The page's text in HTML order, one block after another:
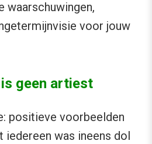
waarschuwingen,
voor jouw
geen artiest
positieve voorbeelden
iedereen was ineens dol